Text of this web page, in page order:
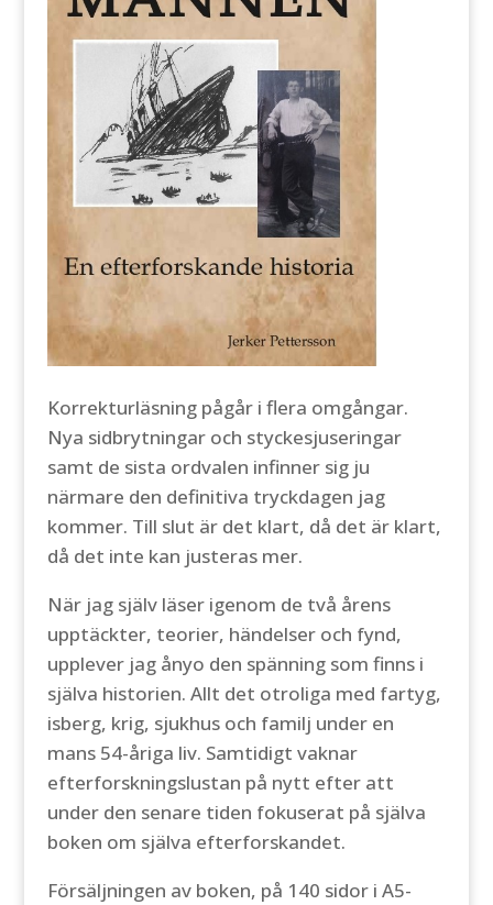
Korrekturläsning pågår i flera omgångar.
Nya sidbrytningar och styckesjuseringar
samt de sista ordvalen infinner sig ju
närmare den definitiva tryckdagen jag
kommer. Till slut är det klart, då det är klart,
då det inte kan justeras mer.
När jag själv läser igenom de två årens
upptäckter, teorier, händelser och fynd,
upplever jag ånyo den spänning som finns i
själva historien. Allt det otroliga med fartyg,
isberg, krig, sjukhus och familj under en
mans 54-åriga liv. Samtidigt vaknar
efterforskningslustan på nytt efter att
under den senare tiden fokuserat på själva
boken om själva efterforskandet.
Försäljningen av boken, på 140 sidor i A5-